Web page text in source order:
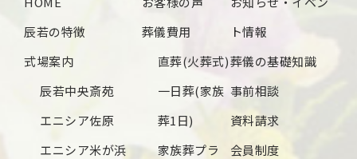
辰若の特徴
式場案内
辰若中央斎苑
エニシア佐原
エニシア米が浜
葬儀費用
直葬(火葬式)
一日葬(家族
葬1日)
家族葬プラ
ト情報
葬儀の基礎知識
事前相談
資料請求
会員制度